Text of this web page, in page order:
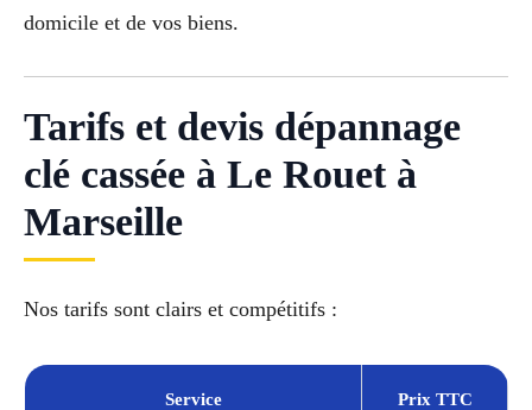
domicile et de vos biens.
Tarifs et devis dépannage
clé cassée à Le Rouet à
Marseille
Nos tarifs sont clairs et compétitifs :
Service Prix TTC